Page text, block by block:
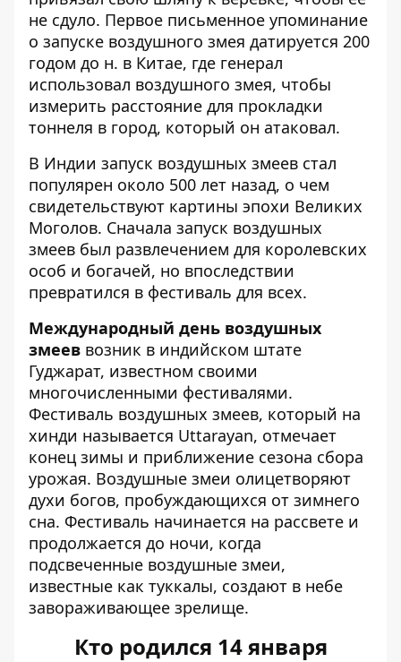
не сдуло. Первое письменное упоминание
о запуске воздушного змея датируется 200
годом до н. в Китае, где генерал
использовал воздушного змея, чтобы
измерить расстояние для прокладки
тоннеля в город, который он атаковал.
В Индии запуск воздушных змеев стал
популярен около 500 лет назад, о чем
свидетельствуют картины эпохи Великих
Моголов. Сначала запуск воздушных
змеев был развлечением для королевских
особ и богачей, но впоследствии
превратился в фестиваль для всех.
Международный день воздушных
змеев возник в индийском штате
Гуджарат, известном своими
многочисленными фестивалями.
Фестиваль воздушных змеев, который на
хинди называется Uttarayan, отмечает
конец зимы и приближение сезона сбора
урожая. Воздушные змеи олицетворяют
духи богов, пробуждающихся от зимнего
сна. Фестиваль начинается на рассвете и
продолжается до ночи, когда
подсвеченные воздушные змеи,
известные как туккалы, создают в небе
завораживающее зрелище.
Кто родился 14 января